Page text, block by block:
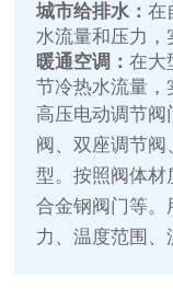
城市给排水：在
水流量和压力，
暖通空调：在大
节冷热水流量，
高压电动调节
阀、双座调节
型。按照阀体材
合金钢阀门等。
力、温度范围、